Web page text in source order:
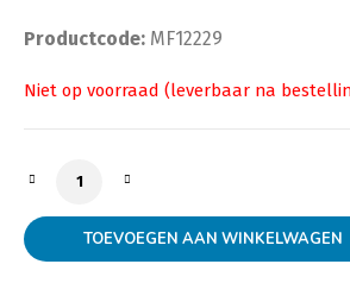
Productcode: MF12229
Magna Flow demper 3inch
TOEVOEGEN AAN WINKELWAGEN